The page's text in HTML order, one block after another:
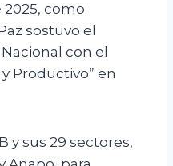
como
sostuvo el
con el
Productivo” en
y sus 29 sectores,